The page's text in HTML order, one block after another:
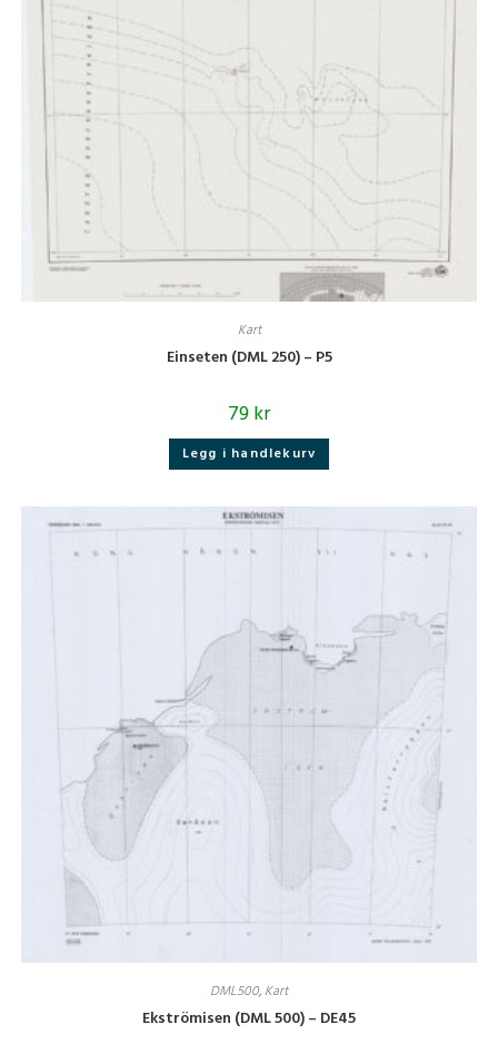
Kart
Einseten (DML 250) – P5
79kr
Legg i handlekurv
DML500, Kart
Ekströmisen (DML 500) – DE45